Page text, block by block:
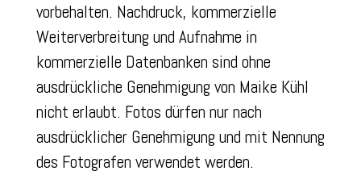
vorbehalten. Nachdruck, kommerzielle
Weiterverbreitung und Aufnahme in
kommerzielle Datenbanken sind ohne
ausdrückliche Genehmigung von Maike Kühl
nicht erlaubt. Fotos dürfen nur nach
ausdrücklicher Genehmigung und mit Nennung
des Fotografen verwendet werden.